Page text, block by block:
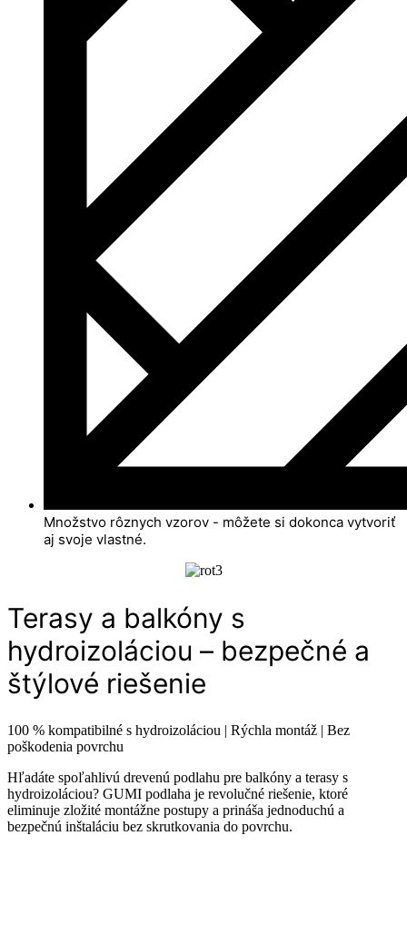
Množstvo rôznych vzorov - môžete si dokonca vytvoriť
aj svoje vlastné.
Terasy a balkóny s
hydroizoláciou – bezpečné a
štýlové riešenie
100 % kompatibilné s hydroizoláciou | Rýchla montáž | Bez
poškodenia povrchu
Hľadáte spoľahlivú drevenú podlahu pre balkóny a terasy s
hydroizoláciou? GUMI podlaha je revolučné riešenie, ktoré
eliminuje zložité montážne postupy a prináša jednoduchú a
bezpečnú inštaláciu bez skrutkovania do povrchu.